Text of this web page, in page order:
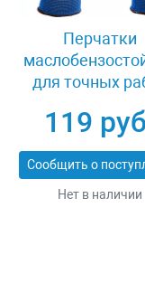
Перчатки
для точных
МЕХАНИК+
119
Нет в наличии